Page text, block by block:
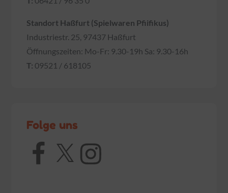
Standort Haßfurt (Spielwaren Pfiifikus)
Industriestr. 25, 97437 Haßfurt
Öffnungszeiten: Mo-Fr: 9.30-19h Sa: 9.30-16h
T: 09521 / 618105
Folge uns
Facebook
X Instagram